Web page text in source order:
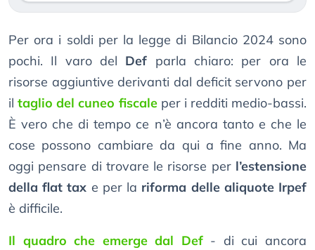
Per ora i soldi per la legge di Bilancio 2024 sono
pochi. Il varo del Def parla chiaro: per ora le
risorse aggiuntive derivanti dal deficit servono per
iltaglio del cuneo fiscaleper i redditi medio-bassi.
È vero che di tempo ce n’è ancora tanto e che le
cose possono cambiare da qui a fine anno. Ma
oggi pensare di trovare le risorse per l’estensione
della flat tax e per la riforma delle aliquote Irpef
è difficile.
Il quadro che emerge dal Def- di cui ancora